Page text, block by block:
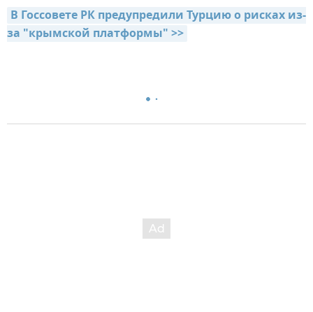
В Госсовете РК предупредили Турцию о рисках из-
за "крымской платформы" >>